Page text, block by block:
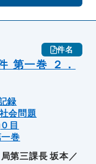
件名
第一巻 ２．
録
会問題
０目
巻
第三課長 坂本／